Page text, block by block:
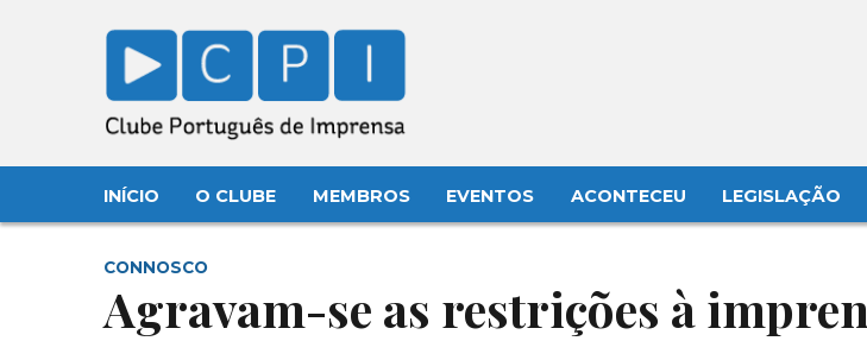
INÍCIO O CLUBE MEMBROS EVENTOS ACONTECEU LEGISLAÇÃO
CONNOSCO
Agravam-se as restrições à